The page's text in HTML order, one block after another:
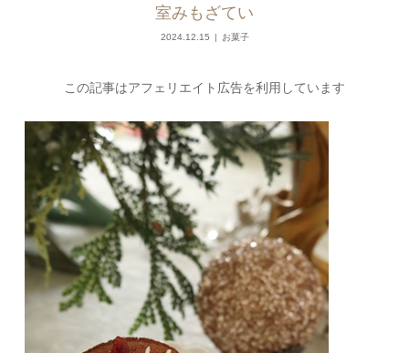
室みもざてい
2024.12.15 お菓子
この記事はアフェリエイト広告を利用しています